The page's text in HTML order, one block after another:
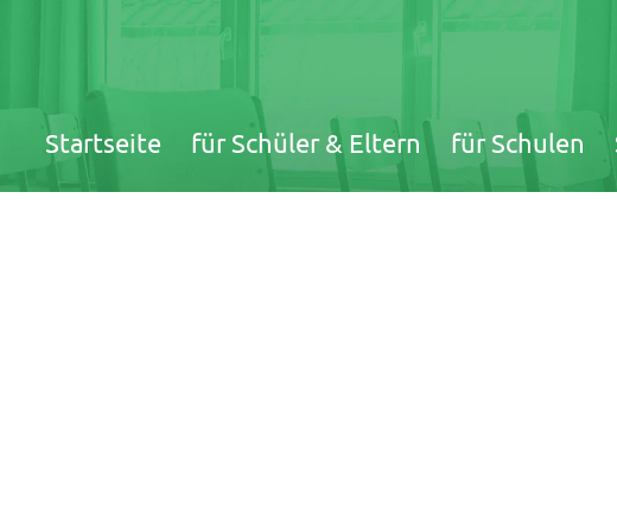
Navigation
überspringen
Startseite für Schüler & Eltern für Schulen